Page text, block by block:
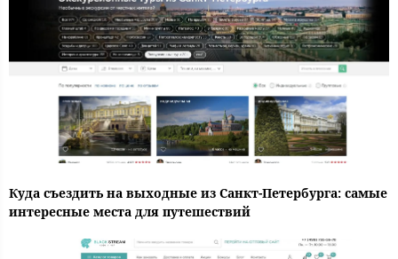
Куда съездить на выходные из Санкт-Петербурга: самые
интересные места для путешествий